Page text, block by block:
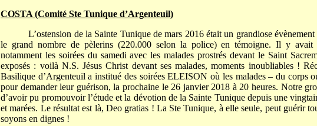
COSTA (Comité Ste Tunique d’Argenteuil)
L’ostension de la Sainte Tunique de mars 2016 était un grandiose
le grand nombre de pèlerins (220.000 selon la police) en témoigne. Il y avait
notamment les soirées du samedi avec les malades prostrés devant le Saint
exposés : voilà N.S. Jésus Christ devant ses malades, moments inoubliables !
Basilique d’Argenteuil a institué des soirées ELEISON où les malades – du corps
pour demander leur guérison, la prochaine le 26 janvier 2018 à 20 heures. Notre
d’avoir pu promouvoir l’étude et la dévotion de la Sainte Tunique depuis une
et marées. Le résultat est là, Deo gratias ! La Ste Tunique, à elle seule, peut guérir
soyons en dignes !